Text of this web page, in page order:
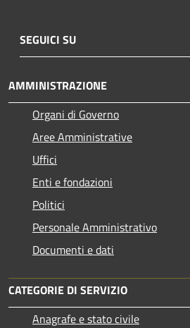
SEGUICI SU
AMMINISTRAZIONE
Organi di Governo
Aree Amministrative
Uffici
Enti e fondazioni
Politici
Personale Amministrativo
Documenti e dati
CATEGORIE DI SERVIZIO
Anagrafe e stato civile